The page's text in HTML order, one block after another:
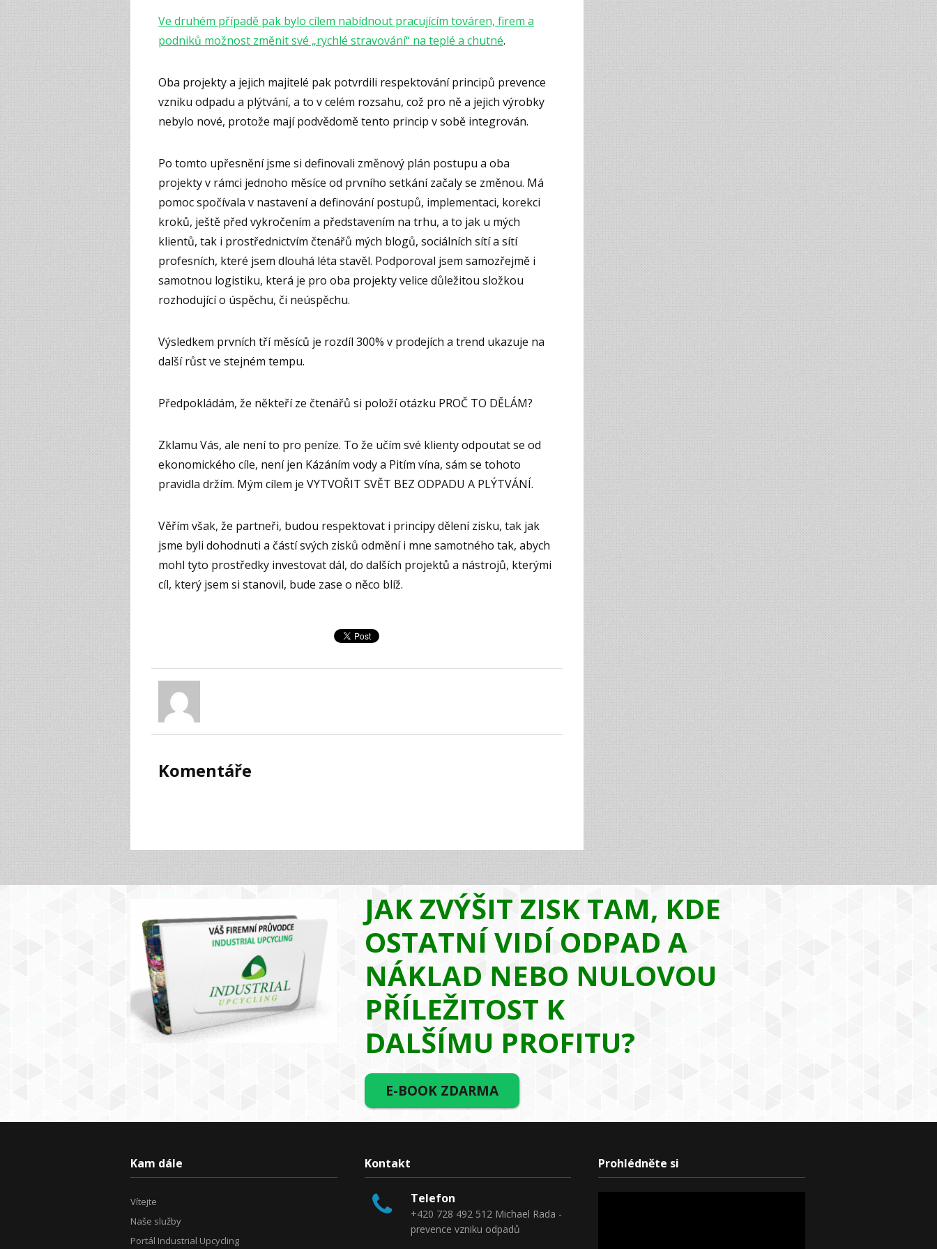
Ve druhém případě pak bylo cílem nabídnout pracujícím továren, firem a
podniků možnost změnit své „rychlé stravování“ na teplé a chutné.
Oba projekty a jejich majitelé pak potvrdili respektování principů prevence
vzniku odpadu a plýtvání, a to v celém rozsahu, což pro ně a jejich výrobky
nebylo nové, protože mají podvědomě tento princip v sobě integrován.
Po tomto upřesnění jsme si definovali změnový plán postupu a oba
projekty v rámci jednoho měsíce od prvního setkání začaly se změnou. Má
pomoc spočívala v nastavení a definování postupů, implementaci, korekci
kroků, ještě před vykročením a představením na trhu, a to jak u mých
klientů, tak i prostřednictvím čtenářů mých blogů, sociálních sítí a sítí
profesních, které jsem dlouhá léta stavěl. Podporoval jsem samozřejmě i
samotnou logistiku, která je pro oba projekty velice důležitou složkou
rozhodující o úspěchu, či neúspěchu.
Výsledkem prvních tří měsíců je rozdíl 300% v prodejích a trend ukazuje na
další růst ve stejném tempu.
Předpokládám, že někteří ze čtenářů si položí otázku PROČ TO DĚLÁM?
Zklamu Vás, ale není to pro peníze. To že učím své klienty odpoutat se od
ekonomického cíle, není jen Kázáním vody a Pitím vína, sám se tohoto
pravidla držím. Mým cílem je VYTVOŘIT SVĚT BEZ ODPADU A PLÝTVÁNÍ.
Věřím však, že partneři, budou respektovat i principy dělení zisku, tak jak
jsme byli dohodnuti a částí svých zisků odmění i mne samotného tak, abych
mohl tyto prostředky investovat dál, do dalších projektů a nástrojů, kterými
cíl, který jsem si stanovil, bude zase o něco blíž.
Komentáře
JAK ZVÝŠIT ZISK TAM, KDE
OSTATNÍ VIDÍ ODPAD A
NÁKLAD NEBO NULOVOU
PŘÍLEŽITOST K
DALŠÍMU PROFITU?
E-BOOK ZDARMA
Kam dále
Vítejte
Naše služby
Portál Industrial Upcycling
Kontakt
Telefon
+420 728 492 512 Michael Rada -
prevence vzniku odpadů
Prohlédněte si